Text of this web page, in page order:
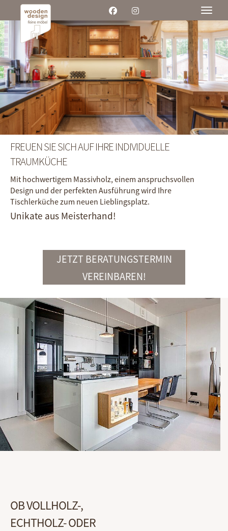
FREUEN SIE SICH AUF IHRE INDIVIDUELLE
TRAUMKÜCHE
Mit hochwertigem Massivholz, einem anspruchs­vollen
Design und der perfekten Ausführung wird Ihre
Tischlerküche zum neuen Lieblingsplatz.
Unikate aus Meisterhand!
JETZT BERATUNGSTERMIN
VEREINBAREN!
OB VOLLHOLZ-,
ECHTHOLZ- ODER